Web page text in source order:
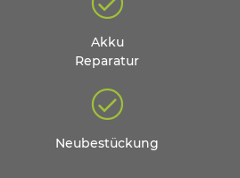
Akku
Reparatur
Neubestückung